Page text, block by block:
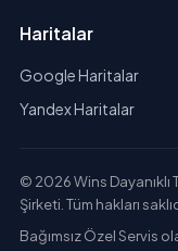
Haritalar
Google Haritalar
Yandex Haritalar
© 2026 Wins Dayanıklı
Şirketi. Tüm hakları
Bağımsız Özel Servis